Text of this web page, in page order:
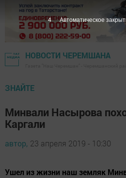
НОВОСТИ ЧЕРЕМШАНА
ЗНАЙТЕ
Минвали Насырова
Каргали
автор, 23 апреля 2019 - 10:30
Ушел из жизни наш земляк
3 Автоматическое